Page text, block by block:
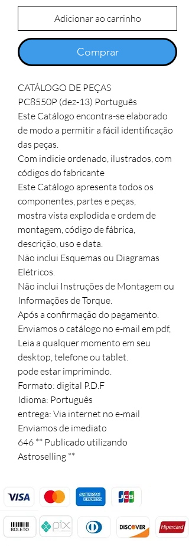
Adicionar ao carrinho
Comprar
CATÁLOGO DE PEÇAS
PC8550P (dez-13) Português
Este Catálogo encontra-se elaborado
de modo a permitir a fácil identificação
das peças.
Com indicie ordenado, ilustrados, com
códigos do fabricante
Este Catálogo apresenta todos os
componentes, partes e peças,
mostra vista explodida e ordem de
montagem, código de fábrica,
descrição, uso e data.
Não inclui Esquemas ou Diagramas
Elétricos.
Não inclui Instruções de Montagem ou
Informações de Torque.
Após a confirmação do pagamento.
Enviamos o catálogo no e-mail em pdf,
Leia a qualquer momento em seu
desktop, telefone ou tablet.
pode estar imprimindo.
Formato: digital P.D.F
Idioma: Português
entrega: Via internet no e-mail
Enviamos de imediato
646 ** Publicado utilizando
Astroselling **